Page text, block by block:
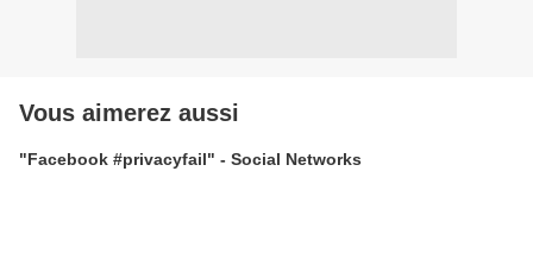
Vous aimerez aussi
"Facebook #privacyfail" - Social Networks